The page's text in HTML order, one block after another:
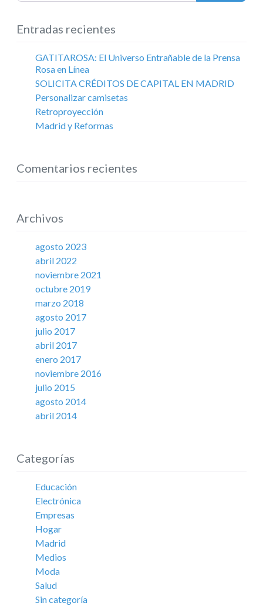
Entradas recientes
GATITAROSA: El Universo Entrañable de la Prensa
Rosa en Línea
SOLICITA CRÉDITOS DE CAPITAL EN MADRID
Personalizar camisetas
Retroproyección
Madrid y Reformas
Comentarios recientes
Archivos
agosto 2023
abril 2022
noviembre 2021
octubre 2019
marzo 2018
agosto 2017
julio 2017
abril 2017
enero 2017
noviembre 2016
julio 2015
agosto 2014
abril 2014
Categorías
Educación
Electrónica
Empresas
Hogar
Madrid
Medios
Moda
Salud
Sin categoría